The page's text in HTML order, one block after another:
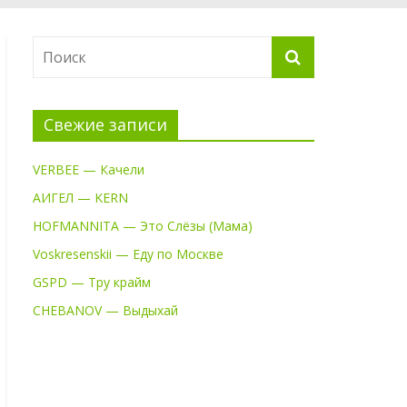
Свежие записи
VERBEE — Качели
АИГЕЛ — KERN
HOFMANNITA — Это Слёзы (Мама)
Voskresenskii — Еду по Москве
GSPD — Тру крайм
CHEBANOV — Выдыхай